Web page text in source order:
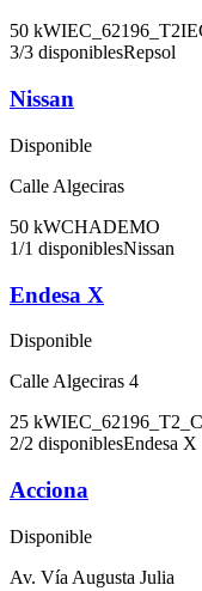
50 kWIEC_62196_T2
3/3 disponiblesRepsol
Nissan
Disponible
Calle Algeciras
50 kWCHADEMO
1/1 disponiblesNissan
Endesa X
Disponible
Calle Algeciras 4
25 kW
2/2 disponiblesEndesa X
Acciona
Disponible
Av. Vía Augusta Julia